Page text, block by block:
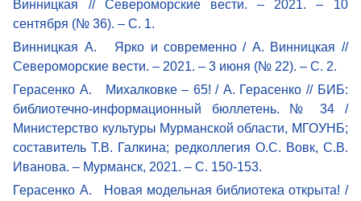
Винницкая // Североморские вести. – 2021. – 10
сентября (№ 36). – С. 1.
Винницкая А. Ярко и современно / А. Винницкая //
Североморские вести. – 2021. – 3 июня (№ 22). – С. 2.
Герасенко А. Михалковке – 65! / А. Герасенко // БИБ:
библиотечно-информационный бюллетень. № 34 /
Министерство культуры Мурманской области, МГОУНБ;
составитель Т.В. Галкина; редколлегия О.С. Вовк, С.В.
Иванова. – Мурманск, 2021. – С. 150-153.
Герасенко А. Новая модельная библиотека открыта! /